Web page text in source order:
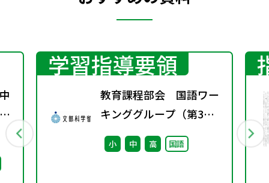
学習指導要領
教育課程部会 国語ワー
キンググループ（第3
回） 配付資料
小 中 高 国語